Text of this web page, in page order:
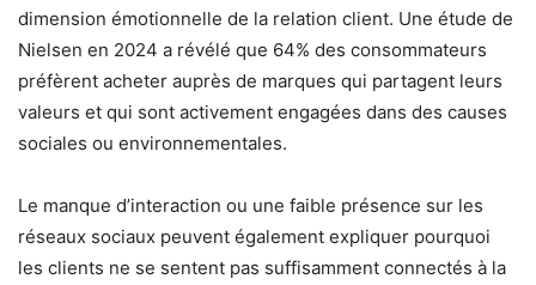
dimension émotionnelle de la relation client. Une étude de
Nielsen en 2024 a révélé que 64% des consommateurs
préfèrent acheter auprès de marques qui partagent leurs
valeurs et qui sont activement engagées dans des causes
sociales ou environnementales.
Le manque d’interaction ou une faible présence sur les
réseaux sociaux peuvent également expliquer pourquoi
les clients ne se sentent pas suffisamment connectés à la